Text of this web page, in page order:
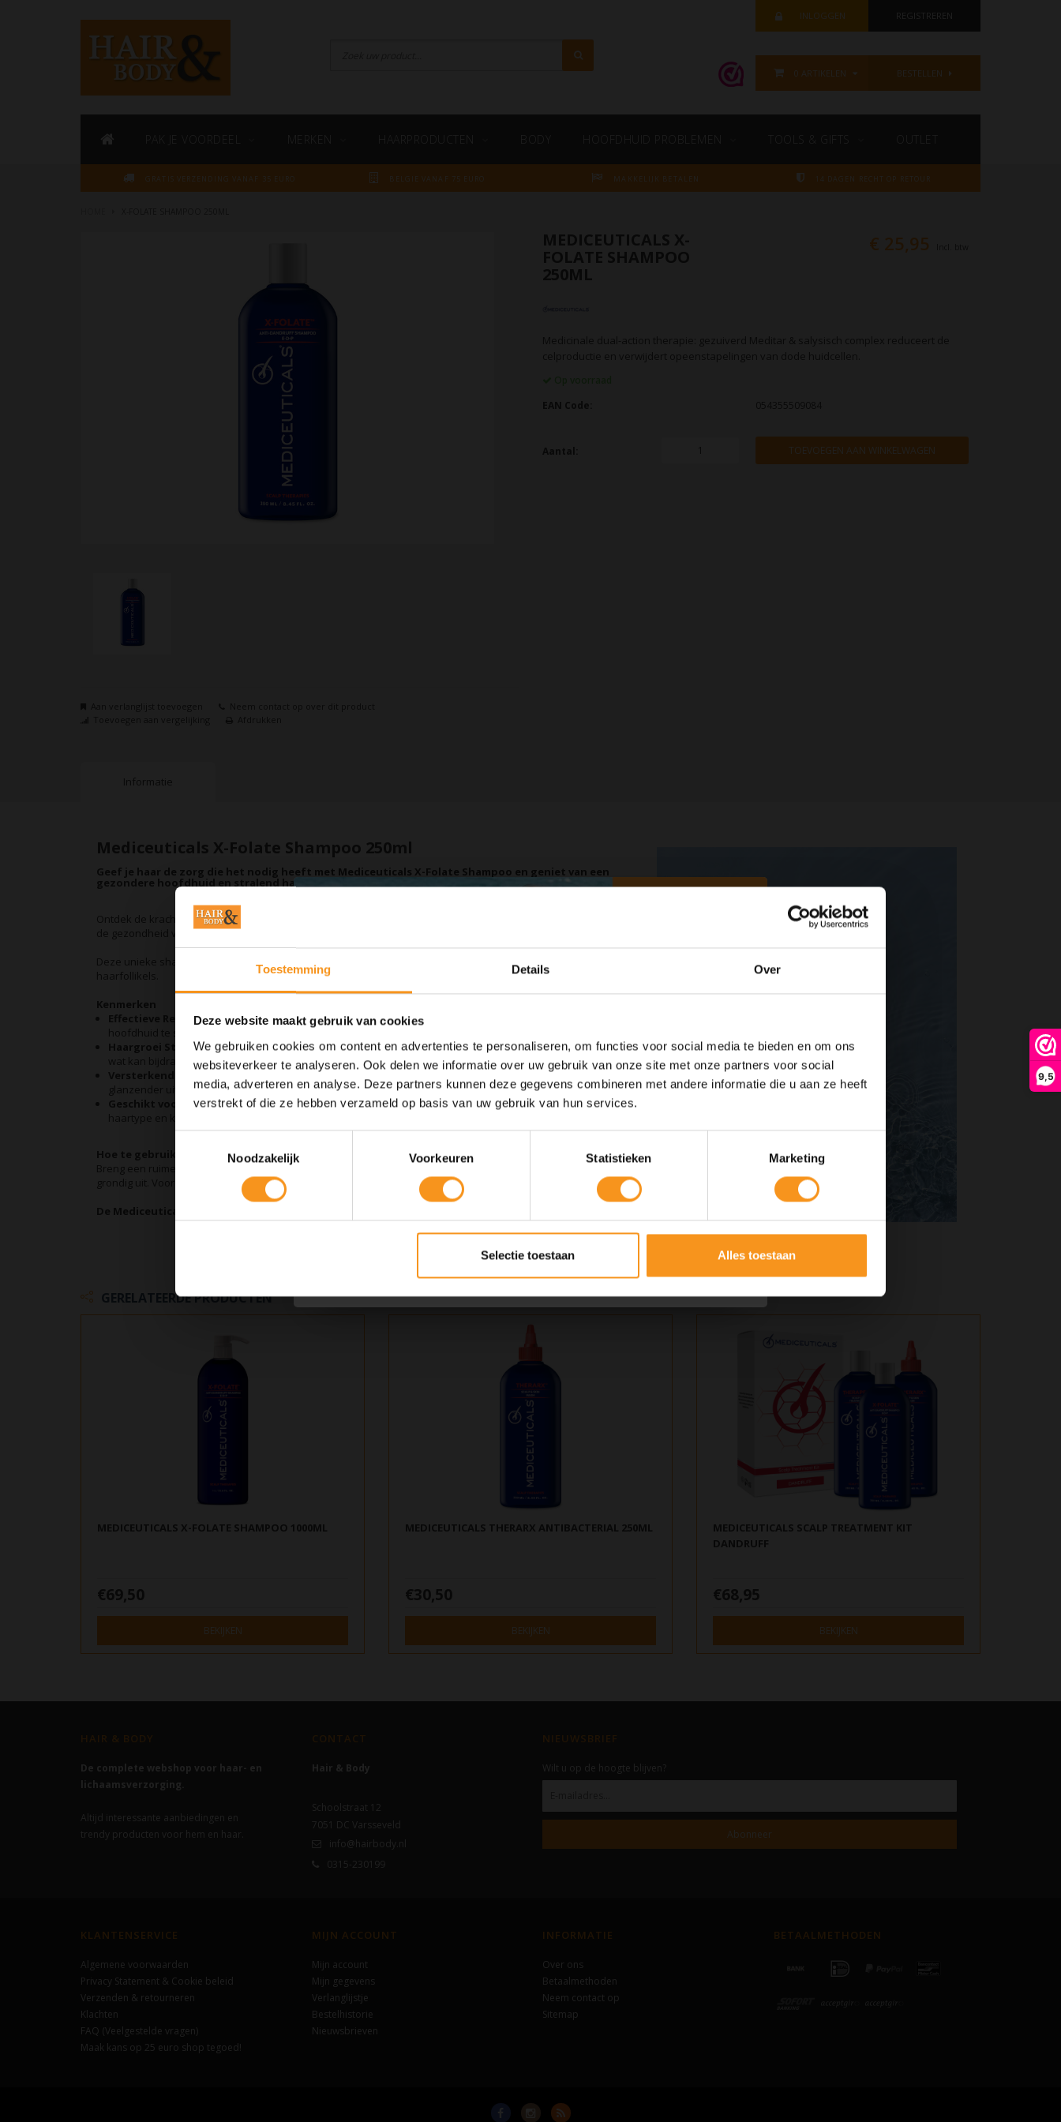
Toestemming Details Over
Deze website maakt gebruik van cookies
We gebruiken cookies om content en advertenties te personaliseren, om functies voor social media te bieden en om ons
websiteverkeer te analyseren. Ook delen we informatie over uw gebruik van onze site met onze partners voor social
media, adverteren en analyse. Deze partners kunnen deze gegevens combineren met andere informatie die u aan ze heeft
verstrekt of die ze hebben verzameld op basis van uw gebruik van hun services.
Noodzakelijk
Voorkeuren Statistieken Marketing
Selectie toestaan Alles toestaan
9,5
INLOGGEN REGISTREREN
0 ARTIKELEN BESTELLEN
GRATIS VERZENDING VANAF 35 EURO BELGIE VANAF 75 EURO MAKKELIJK BETALEN 14 DAGEN RECHT OP RETOUR
€ 25,95
TOEVOEGEN AAN WINKELWAGEN
Informatie
Mediceuticals X-Folate Shampoo 250ml
Geef je haar de zorg die het nodig heeft met Mediceuticals X-Folate Shampoo en geniet van een
gezondere hoofdhuid en stralend haar!
Ontdek de kracht van Mediceuticals X-Folate Shampoo, een geavanceerde formule die speciaal is ontwikkeld om
de gezondheid van je hoofdhuid en haar te verbeteren.
Deze unieke shampoo reinigt niet alleen grondig, maar stimuleert ook de haargroei en revitaliseert de
haarfollikels.
Kenmerken
Effectieve Reiniging:Verwijdert op milde wijze vuil, olie en productresten zonder de natuurlijke oliën van de
hoofdhuid te strippen.
Haargroei Stimulering:Verrijkt met actieve ingrediënten die de microcirculatie van de hoofdhuid bevorderen,
wat kan bijdragen aan sterkere en vollere haargroei.
Versterkende Formule:
Ondersteunt de haarstructuur en vermindert breuk, waardoor je haar er gezonder en
glanzender uitziet.
Geschikt voor Alle Haartypes:Of je nu steil, krullend, fijn of dik haar hebt, deze shampoo is geschikt voor elk
haartype en kan dagelijks worden gebruikt.
Hoe te gebruiken
Breng een ruime hoeveelheid shampoo aan op nat haar, masseer zachtjes in de hoofdhuid en haar, en spoel
grondig uit. Voor optimale resultaten, volg op met de X-Folate conditioner uit dezelfde lijn.
De Mediceuticals X-Folate Shampoo is verkrijgbaar in 250ml en 1000ml.
GERELATEERDE PRODUCTEN
MEDICEUTICALS X-FOLATE SHAMPOO 1000ML
€69,50
BEKIJKEN
MEDICEUTICALS THERARX ANTIBACTERIAL 250ML
€30,50
BEKIJKEN
MEDICEUTICALS SCALP TREATMENT KIT
DANDRUFF
€68,95
BEKIJKEN
HAIR & BODY
De complete webshop voor haar- en
lichaamsverzorging.
Altijd interessante aanbiedingen en
trendy producten voor hem en haar.
CONTACT
Hair & Body
Schoolstraat 12
7051 DC
Varsseveld
info@hairbody.nl
0315-230199
NIEUWSBRIEF
Wilt u op de hoogte blijven?
Abonneer
KLANTENSERVICE
Algemene voorwaarden
Privacy Statement & Cookie beleid
Verzenden & retourneren
Klachten
FAQ (Veelgestelde vragen)
Maak kans op 25 euro shop tegoed!
MIJN ACCOUNT
Mijn account
Mijn gegevens
Verlanglijstje
Bestelhistorie
Nieuwsbrieven
INFORMATIE
Over ons
Betaalmethoden
Neem contact op
Sitemap
BETAALMETHODEN
10% Summer Time Korting
Geniet van de zomer met10% Summer TIme Kortingop alles!
COPY
Kortingscode is geldig tot en met zondag 9 augustus 2026.
Kortingscode is niet te combineren met andere kortingscodes.